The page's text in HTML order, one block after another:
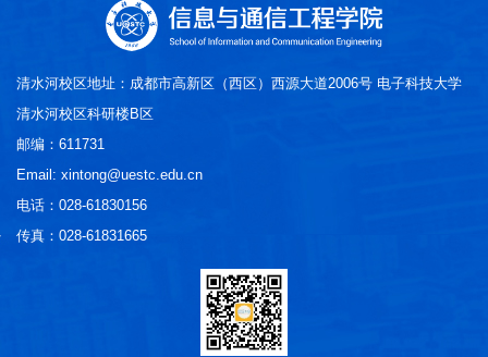
清水河校区地址：成都市高新区（西区）西源大道2006号 电子科技大学
清水河校区科研楼B区
邮编：611731
Email: xintong@uestc.edu.cn
电话：028-61830156
传真：028-61831665